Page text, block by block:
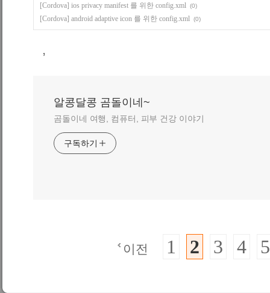
[Cordova] ios privacy manifest 를 위한 config.xml (0)
[Cordova] android adaptive icon 를 위한 config.xml (0)
,
알콩달콩 곰돌이네~
곰돌이네 여행, 컴퓨터, 피부 건강 이야기
구독하기
이전 1 2 3 4 5